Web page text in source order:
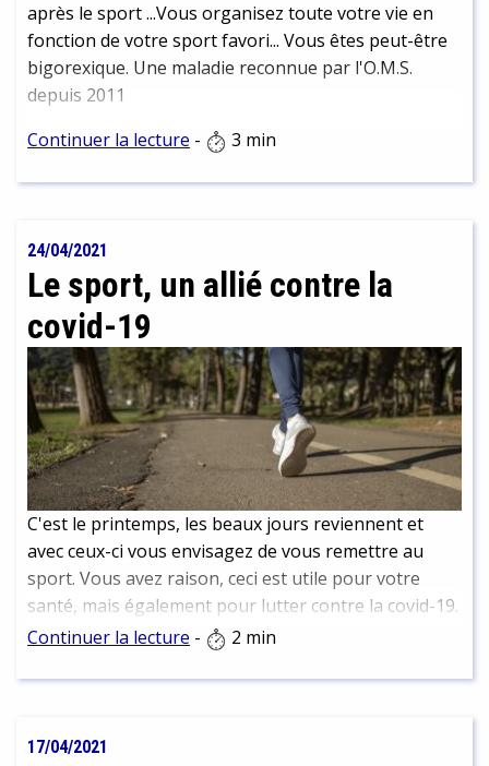
après le sport ...Vous organisez toute votre vie en
fonction de votre sport favori... Vous êtes peut-être
bigorexique. Une maladie reconnue par l'O.M.S.
depuis 2011
Continuer la lecture - 3 min
24/04/2021
Le sport, un allié contre la
covid-19
C'est le printemps, les beaux jours reviennent et
avec ceux-ci vous envisagez de vous remettre au
sport. Vous avez raison, ceci est utile pour votre
santé, mais également pour lutter contre la covid-19.
Continuer la lecture - 2 min
17/04/2021